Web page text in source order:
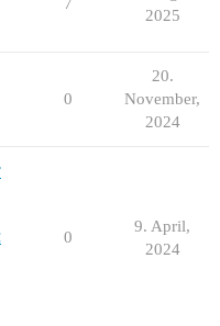
2025
0
20.
November,
2024
0
9. April,
2024